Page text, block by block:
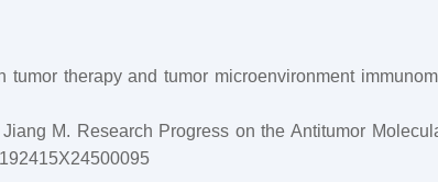
therapy and tumor microenvironment
M. Research Progress on the Antitumor